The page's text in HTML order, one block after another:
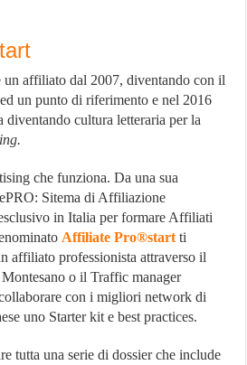
un affiliato dal 2007, diventando con il
un punto di riferimento e nel 2016
diventando cultura letteraria per la
che funziona. Da una sua
Sitema di Affiliazione
in Italia per formare Affiliati
Affiliate Pro®startti
affiliato professionista attraverso il
o il Traffic manager
con i migliori network di
uno Starter kit e best practices.
tutta una serie di dossier che include